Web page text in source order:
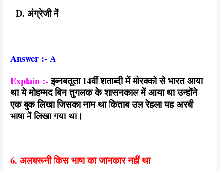
D. अंग्रेजी में
Answer :- A
Explain :-इब्नबतूता 14वीं शताब्दी में मोरक्को से भारत आया
था ये मोहम्मद बिन तुगलक के शासनकाल में आया था उन्होंने
एक बुक लिखा जिसका नाम था किताब उल रेहला यह अरबी
भाषा में लिखा गया था।
6. अलबरूनी किस भाषा का जानकार नहीं था